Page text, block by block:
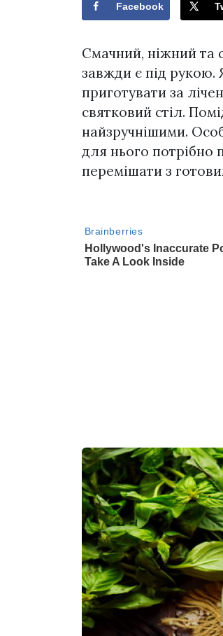
Facebook
Смачний, ніжний та
завжди є під рукою.
приготувати за
святковий стіл.
найзручнішими.
для нього потрібно
перемішати з